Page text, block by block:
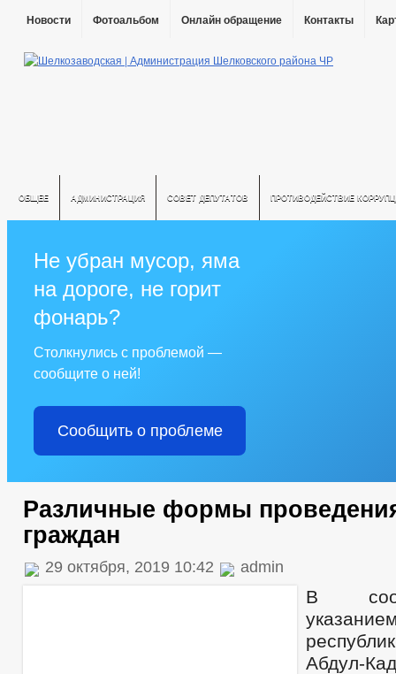
Новости Фотоальбом Онлайн обращение Контакты
ОБЩЕЕ АДМИНИСТРАЦИЯ СОВЕТ ДЕПУТАТОВ ПРОТИВОДЕЙСТВИЕ
Не убран мусор, яма
на дороге, не горит
фонарь?
Столкнулись с проблемой —
сообщите о ней!
Сообщить о проблеме
Различные формы
граждан
29 октября, 2019 10:42 admin
В
Абдул-